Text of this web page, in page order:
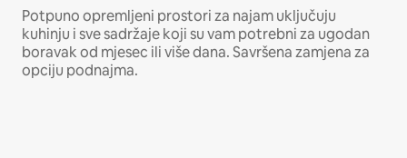
Potpuno opremljeni prostori za najam uključuju
kuhinju i sve sadržaje koji su vam potrebni za ugodan
boravak od mjesec ili više dana. Savršena zamjena za
opciju podnajma.